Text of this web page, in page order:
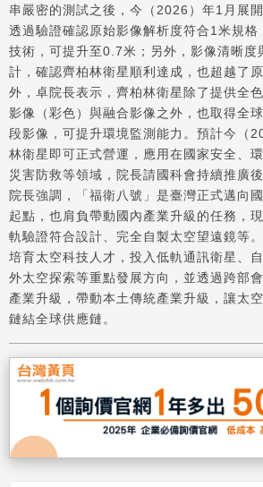
串嚴密的測試之後，今（2026）年1月展
透過驗證確認原始影像解析度符合1米規格
技術，可提升至0.7米；另外，影像清晰度
計，確認齊柏林衛星順利達成，也超越了
外，卓院長表示，齊柏林衛星除了提供全
影像（彩色）與融合影像之外，也取得全
段影像，可提升環境監測能力。預計今（
林衛星即可正式營運，應用在國家安全、
災害防救等領域，院長請國科會持續推廣
院長強調，「福衛八號」是臺灣正式邁向
起點，也肩負帶動國內產業升級的任務，
軌驗證符合設計、完全自製太空望遠鏡等
培育太空科技人才，投入低軌通訊衛星、
外太空探索等重點發展方向，並透過跨部
產業升級，帶動本土傳統產業升級，讓太
鏈結全球供應鏈。